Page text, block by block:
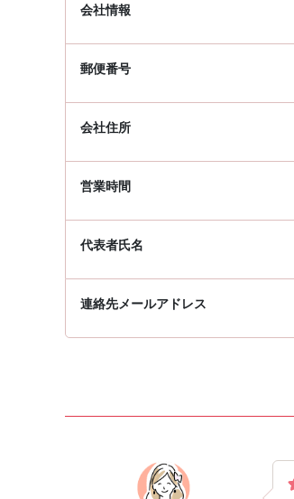
会社情報
郵便番号
会社住所
営業時間
代表者氏名
連絡先メールアドレス